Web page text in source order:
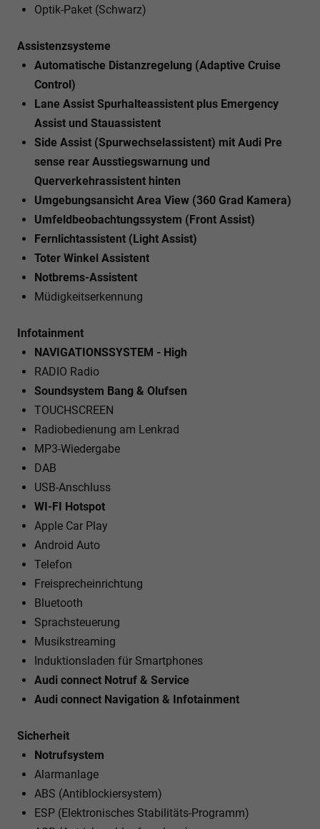
Optik-Paket (Schwarz)
Assistenzsysteme
Automatische Distanzregelung (Adaptive Cruise
Control)
Lane Assist Spurhalteassistent plus Emergency
Assist und Stauassistent
Side Assist (Spurwechselassistent) mit Audi Pre
sense rear Ausstiegswarnung und
Querverkehrassistent hinten
Umgebungsansicht Area View (360 Grad Kamera)
Umfeldbeobachtungssystem (Front Assist)
Fernlichtassistent (Light Assist)
Toter Winkel Assistent
Notbrems-Assistent
Müdigkeitserkennung
Infotainment
NAVIGATIONSSYSTEM - High
RADIO Radio
Soundsystem Bang & Olufsen
TOUCHSCREEN
Radiobedienung am Lenkrad
MP3-Wiedergabe
DAB
USB-Anschluss
WI-FI Hotspot
Apple Car Play
Android Auto
Telefon
Freisprecheinrichtung
Bluetooth
Sprachsteuerung
Musikstreaming
Induktionsladen für Smartphones
Audi connect Notruf & Service
Audi connect Navigation & Infotainment
Sicherheit
Notrufsystem
Alarmanlage
ABS (Antiblockiersystem)
ESP (Elektronisches Stabilitäts-Programm)